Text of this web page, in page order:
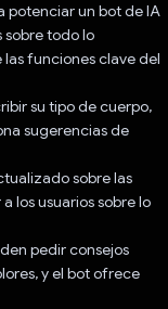
potenciar un bot de IA
sobre todo lo
funciones clave del
su tipo de cuerpo,
sugerencias de
sobre las
los usuarios sobre lo
pedir consejos
y el bot ofrece